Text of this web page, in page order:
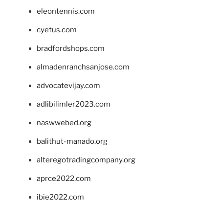
eleontennis.com
cyetus.com
bradfordshops.com
almadenranchsanjose.com
advocatevijay.com
adlibilimler2023.com
naswwebed.org
balithut-manado.org
alteregotradingcompany.org
aprce2022.com
ibie2022.com